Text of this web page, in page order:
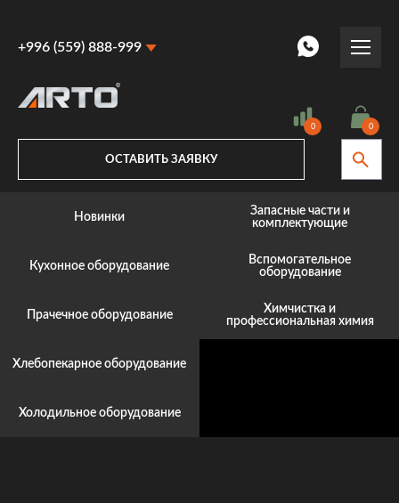
+996 (559) 888-999
+996 (559) 888-999
0 0
ОСТАВИТЬ ЗАЯВКУ
Новинки
Кухонное оборудование
Прачечное оборудование
Хлебопекарное оборудование
Холодильное оборудование
Запасные части и
комплектующие
Вспомогательное
оборудование
Химчистка и
профессиональная химия